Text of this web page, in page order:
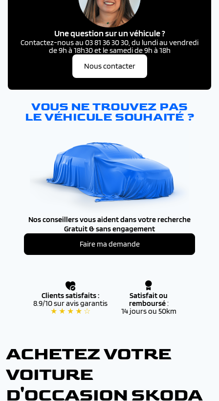
Une question sur un véhicule ?
Contactez-nous au 03 81 36 30 30, du lundi au vendredi
de 9h à 18h30 et le samedi de 9h à 18h
Nous contacter
VOUS NE TROUVEZ PAS
LE VÉHICULE SOUHAITÉ ?
Nos conseillers vous aident dans votre recherche
Gratuit & sans engagement
Faire ma demande
Clients satisfaits :
8.9/10 sur avis garantis
★ ★ ★ ★ ☆
Satisfait ou
remboursé:
14 jours ou 50km
ACHETEZ VOTRE
VOITURE
D'OCCASION SKODA